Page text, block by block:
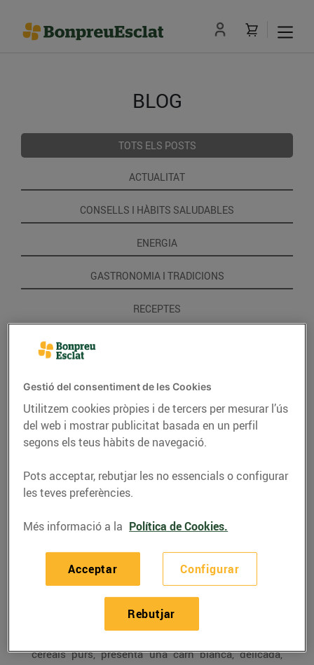
BLOG
TOTS ELS POSTS
ACTUALITAT
CONSELLS I HÀBITS SALUDABLES
ENERGIA
GASTRONOMIA I TRADICIONS
RECEPTES
Pularda farcida
20/de desembre/2016
és la femella del pollastre de pagès;
criada amb 14 setmanes i alimentada un 70% de
cereals purs, presenta una carn blanca, delicada,
Gestió del consentiment de les Cookies
Utilitzem cookies pròpies i de tercers per mesurar l’ús
del web i mostrar publicitat basada en un perfil
segons els teus hàbits de navegació.
Pots acceptar, rebutjar les no essencials o configurar
les teves preferències.
Més informació a la Política de Cookies.
Configurar
Rebutjar
Acceptar